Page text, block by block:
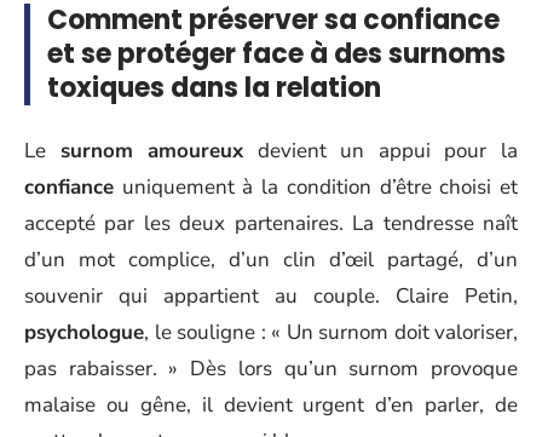
Comment préserver sa confiance
et se protéger face à des surnoms
toxiques dans la relation
Le surnom amoureux devient un appui pour la
confiance uniquement à la condition d’être choisi et
accepté par les deux partenaires. La tendresse naît
d’un mot complice, d’un clin d’œil partagé, d’un
souvenir qui appartient au couple. Claire Petin,
psychologue, le souligne : « Un surnom doit valoriser,
pas rabaisser. » Dès lors qu’un surnom provoque
malaise ou gêne, il devient urgent d’en parler, de